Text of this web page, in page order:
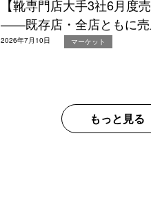
【靴専門店大手3社6月度
――既存店・全店ともに売
2026年7月10日 マーケット
もっと見る